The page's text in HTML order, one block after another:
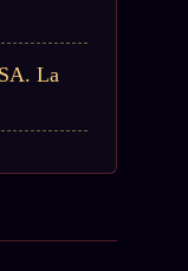
La